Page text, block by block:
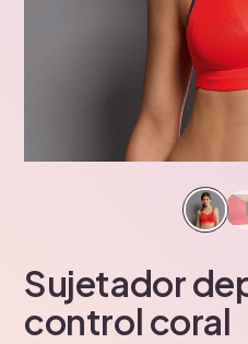
Sujetador
control coral